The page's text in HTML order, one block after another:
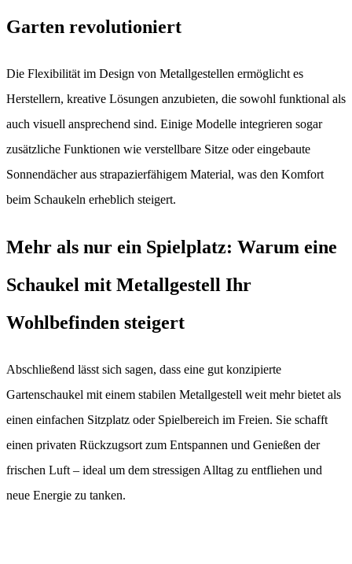
Garten revolutioniert
Die Flexibilität im Design von Metallgestellen ermöglicht es
Herstellern, kreative Lösungen anzubieten, die sowohl funktional als
auch visuell ansprechend sind. Einige Modelle integrieren sogar
zusätzliche Funktionen wie verstellbare Sitze oder eingebaute
Sonnendächer aus strapazierfähigem Material, was den Komfort
beim Schaukeln erheblich steigert.
Mehr als nur ein Spielplatz: Warum eine
Schaukel mit Metallgestell Ihr
Wohlbefinden steigert
Abschließend lässt sich sagen, dass eine gut konzipierte
Gartenschaukel mit einem stabilen Metallgestell weit mehr bietet als
einen einfachen Sitzplatz oder Spielbereich im Freien. Sie schafft
einen privaten Rückzugsort zum Entspannen und Genießen der
frischen Luft – ideal um dem stressigen Alltag zu entfliehen und
neue Energie zu tanken.